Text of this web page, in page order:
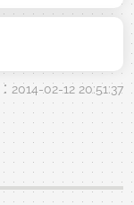
2014-02-12 20:51:37